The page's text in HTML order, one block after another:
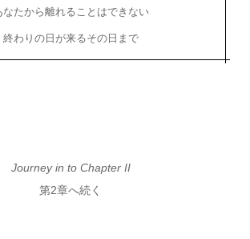
なたから離れることはできない
終わりの日が来るその日まで
Journey in to Chapter II
第2章へ続く